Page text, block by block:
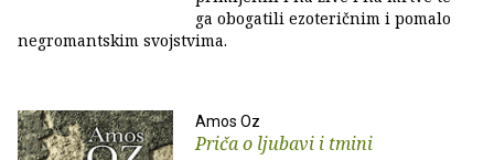
ga obogatili ezoteričnim i pomalo
negromantskim svojstvima.
Amos Oz
Priča o ljubavi i tmini